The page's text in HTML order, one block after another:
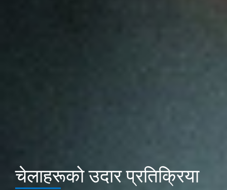
चेलाहरूको उदार प्रतिक्रिया